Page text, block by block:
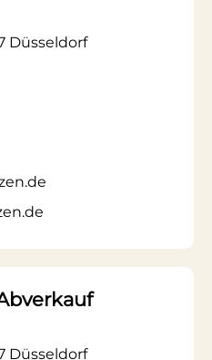
Düsseldorf
Düsseldorf